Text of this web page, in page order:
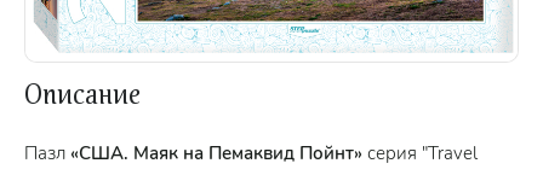
Описание
Пазл «США. Маяк на Пемаквид Пойнт» серия "Travel